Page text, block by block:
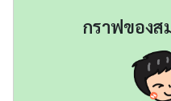
กราฟของส